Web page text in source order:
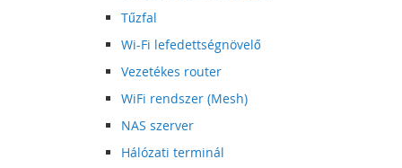
Tűzfal
Wi-Fi lefedettségnövelő
Vezetékes router
WiFi rendszer (Mesh)
NAS szerver
Hálózati terminál